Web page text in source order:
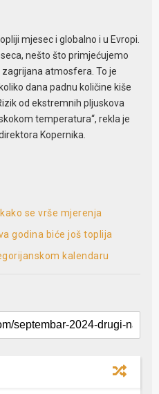
mjesec i globalno i u Еvropi.
nešto što primjećujemo
zagrijana atmosfera. To je
dana padnu količine kiše
od ekstremnih pljuskova
temperatura“, rekla je
Kopernika.
se vrše mjerenja
godina biće još toplija
kalendaru